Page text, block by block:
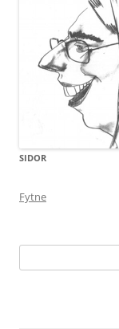
SIDOR
Fytne
efter: